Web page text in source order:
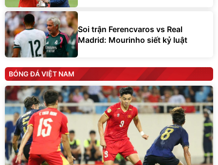
Soi trận Ferencvaros vs Real
Madrid: Mourinho siết kỷ luật
BÓNG ĐÁ VIỆT NAM